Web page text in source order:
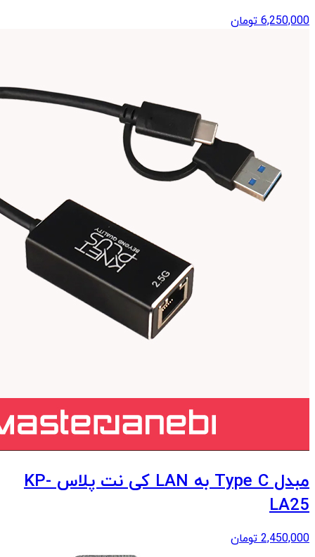
6,250,000 تومان
مبدل Type C به LAN کی نت پلاس KP-
LA25
2,450,000 تومان